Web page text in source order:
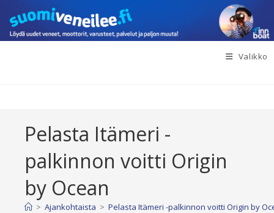
suoraan
sisältöön
Valikko
Pelasta Itämeri -
palkinnon voitti Origin
by Ocean
> Ajankohtaista > Pelasta Itämeri -palkinnon voitti Origin by